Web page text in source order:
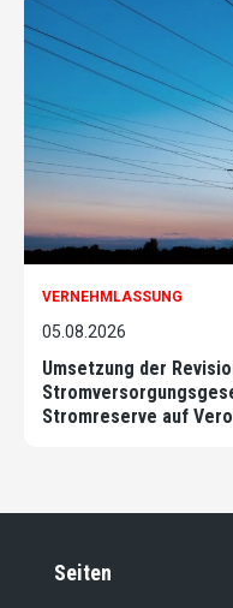
VERNEHMLASSUNG
05.08.2026
Umsetzung der
Stromreserve auf
Seiten